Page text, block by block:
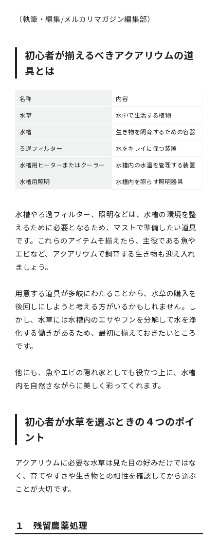
（執筆・編集/メルカリマガジン編集部）
初心者が揃えるべきアクアリウムの道
具とは
名称
内容
水草
水中で生活する植物
水槽
生き物を飼育するための容器
ろ過フィルター
水をキレイに保つ装置
水槽用ヒーターまたはクーラー
水槽内の水温を管理する装置
水槽用照明
水槽内を照らす照明器具
水槽やろ過フィルター、照明などは、水槽の環境を整
えるために必要となるため、マストで準備したい道具
です。これらのアイテムそ揃えたら、主役である魚や
エビなど、アクアリウムで飼育する生き物も迎え入れ
ましょう。
用意する道具が多岐にわたることから、水草の購入を
後回しにしようと考える方がいるかもしれません。し
かし、水草には水槽内のエサやフンを分解して水を浄
化する働きがあるため、最初に揃えておきたいところ
です。
他にも、魚やエビの隠れ家としても役立つ上に、水槽
内を自然さながらに美しく彩ってくれます。
初心者が水草を選ぶときの４つのポイ
ント
アクアリウムに必要な水草は見た目の好みだけではな
く、育てやすさや生き物との相性を確認してから選ぶ
ことが大切です。
１ 残留農薬処理